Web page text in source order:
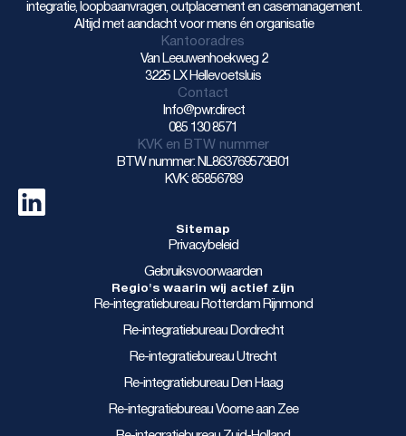
integratie, loopbaanvragen, outplacement en casemanagement.
Altijd met aandacht voor mens én organisatie
Kantooradres
Van Leeuwenhoekweg 2
3225 LX Hellevoetsluis
Contact
Info@pwr.direct
085 130 8571
KVK en BTW nummer
BTW nummer: NL863769573B01
KVK: 85856789
Sitemap
Privacybeleid
Gebruiksvoorwaarden
Regio's waarin wij actief zijn
Re-integratiebureau Rotterdam Rijnmond
Re-integratiebureau Dordrecht
Re-integratiebureau Utrecht
Re-integratiebureau Den Haag
Re-integratiebureau Voorne aan Zee